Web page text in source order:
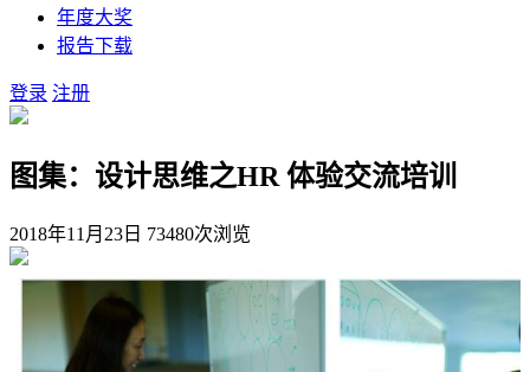
年度大奖
报告下载
登录 注册
图集：设计思维之HR 体验交流培训
2018年11月23日 73480次浏览